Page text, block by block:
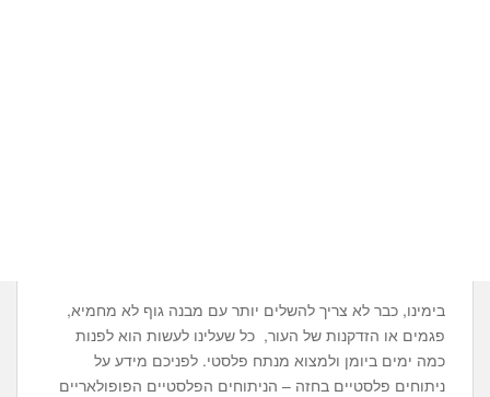
בימינו, כבר לא צריך להשלים יותר עם מבנה גוף לא מחמיא,
פגמים או הזדקנות של העור, כל שעלינו לעשות הוא לפנות
כמה ימים ביומן ולמצוא מנתח פלסטי. לפניכם מידע על
ניתוחים פלסטיים בחזה – הניתוחים הפלסטיים הפופולאריים